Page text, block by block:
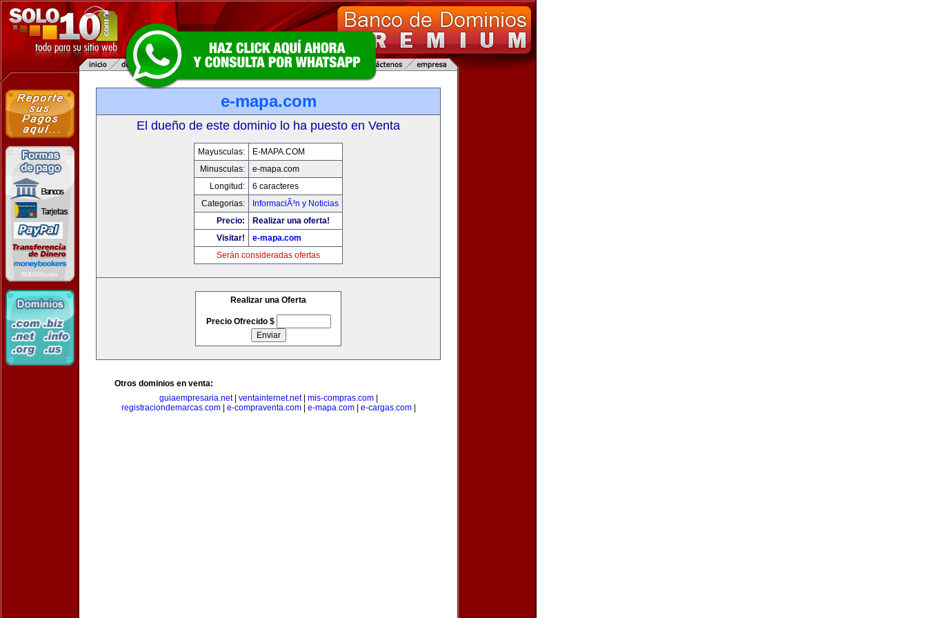
e-mapa.com
El dueño de este dominio lo ha puesto en Venta
Mayusculas:
E-MAPA.COM
Minusculas:
e-mapa.com
Longitud:
6 caracteres
Categorias:
InformaciÃ³n y Noticias
Precio:
Realizar una oferta!
Visitar!
e-mapa.com
Serán consideradas ofertas
Realizar una Oferta
Precio Ofrecido $
Otros dominios en venta:
guiaempresaria.net| ventainternet.net| mis-compras.com|
registraciondemarcas.com| e-compraventa.com| e-mapa.com| e-cargas.com|